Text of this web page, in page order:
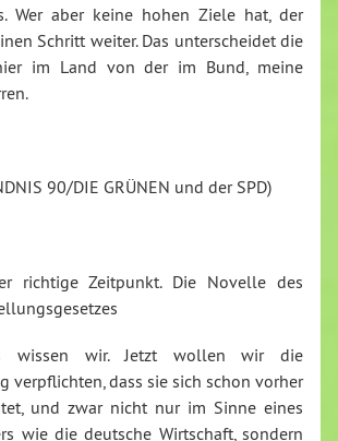
Wer aber keine hohen Ziele hat, der
Schritt weiter. Das unterscheidet die
im Land von der im Bund, meine
90/DIE GRÜNEN und der SPD)
richtige Zeitpunkt. Die Novelle des
wissen wir. Jetzt wollen wir die
verpflichten, dass sie sich schon vorher
und zwar nicht nur im Sinne eines
wie die deutsche Wirtschaft, sondern